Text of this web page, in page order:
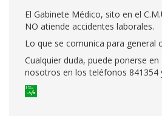
El Gabinete Médico, sito en el
NO atiende accidentes laborales.
Lo que se comunica para general
Cualquier duda, puede ponerse
nosotros en los teléfonos 841354